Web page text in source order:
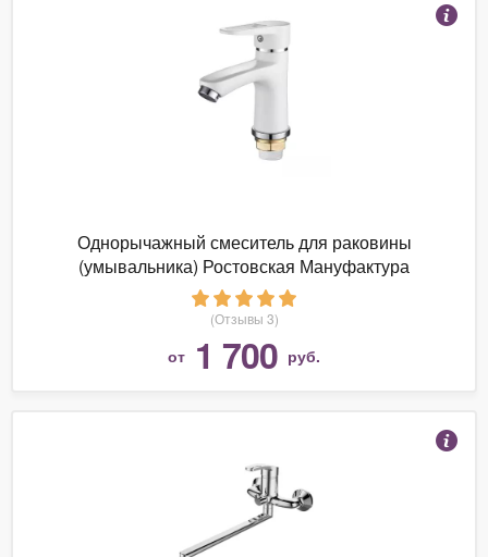
Однорычажный смеситель для раковины
(умывальника) Ростовская Мануфактура
Сантехники SL77-001F
(Отзывы 3)
от 1 700 руб.